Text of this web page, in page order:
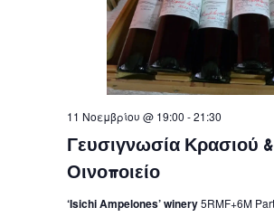
Γευσιγνωσία Κρασιού
Οινοποιείο
11 Νοεμβρίου @ 19:00 -21:30
‘Isichi Ampelones’ winery5RMF+6M